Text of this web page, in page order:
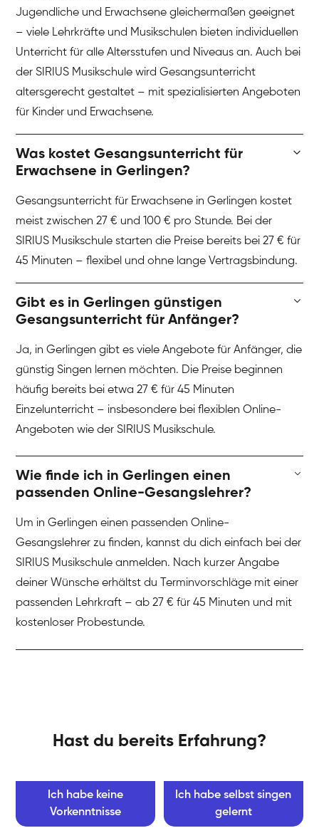
Jugendliche und Erwachsene gleichermaßen geeignet
– viele Lehrkräfte und Musikschulen bieten individuellen
Unterricht für alle Altersstufen und Niveaus an. Auch bei
der SIRIUS Musikschule wird Gesangsunterricht
altersgerecht gestaltet – mit spezialisierten Angeboten
für Kinder und Erwachsene.
Was kostet Gesangsunterricht für
Erwachsene in Gerlingen?
Gesangsunterricht für Erwachsene in Gerlingen kostet
meist zwischen 27 € und 100 € pro Stunde. Bei der
SIRIUS Musikschule starten die Preise bereits bei 27 € für
45 Minuten – flexibel und ohne lange Vertragsbindung.
Gibt es in Gerlingen günstigen
Gesangsunterricht für Anfänger?
Ja, in Gerlingen gibt es viele Angebote für Anfänger, die
günstig Singen lernen möchten. Die Preise beginnen
häufig bereits bei etwa 27 € für 45 Minuten
Einzelunterricht – insbesondere bei flexiblen Online-
Angeboten wie der SIRIUS Musikschule.
Wie finde ich in Gerlingen einen
passenden Online-Gesangslehrer?
Um in Gerlingen einen passenden Online-
Gesangslehrer zu finden, kannst du dich einfach bei der
SIRIUS Musikschule anmelden. Nach kurzer Angabe
deiner Wünsche erhältst du Terminvorschläge mit einer
passenden Lehrkraft – ab 27 € für 45 Minuten und mit
kostenloser Probestunde.
Hast du bereits Erfahrung?
Ich habe keine
Vorkenntnisse
Ich habe selbst singen
gelernt